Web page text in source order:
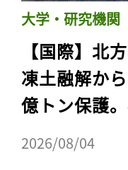
大学・研究機関
【国際】北
凍土融解か
億トン保護
2026/08/04